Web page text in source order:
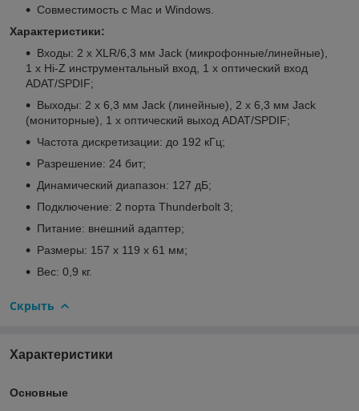
Совместимость с Mac и Windows.
Характеристики:
Входы: 2 x XLR/6,3 мм Jack (микрофонные/линейные),
1 x Hi-Z инструментальный вход, 1 x оптический вход
ADAT/SPDIF;
Выходы: 2 x 6,3 мм Jack (линейные), 2 x 6,3 мм Jack
(мониторные), 1 x оптический выход ADAT/SPDIF;
Частота дискретизации: до 192 кГц;
Разрешение: 24 бит;
Динамический диапазон: 127 дБ;
Подключение: 2 порта Thunderbolt 3;
Питание: внешний адаптер;
Размеры: 157 x 119 x 61 мм;
Вес: 0,9 кг.
Скрыть
Характеристики
Основные